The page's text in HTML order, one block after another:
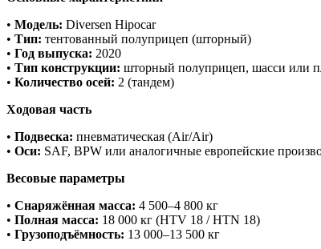
• Модель: Diversen Hipocar
• Тип: тентованный полуприцеп (шторный)
• Год выпуска: 2020
• Тип конструкции: шторный полуприцеп, шасси или
• Количество осей: 2 (тандем)
Ходовая часть
• Подвеска: пневматическая (Air/Air)
• Оси: SAF, BPW или аналогичные европейские
Весовые параметры
• Снаряжённая масса: 4 500–4 800 кг
• Полная масса: 18 000 кг (HTV 18 / HTN 18)
• Грузоподъёмность: 13 000–13 500 кг